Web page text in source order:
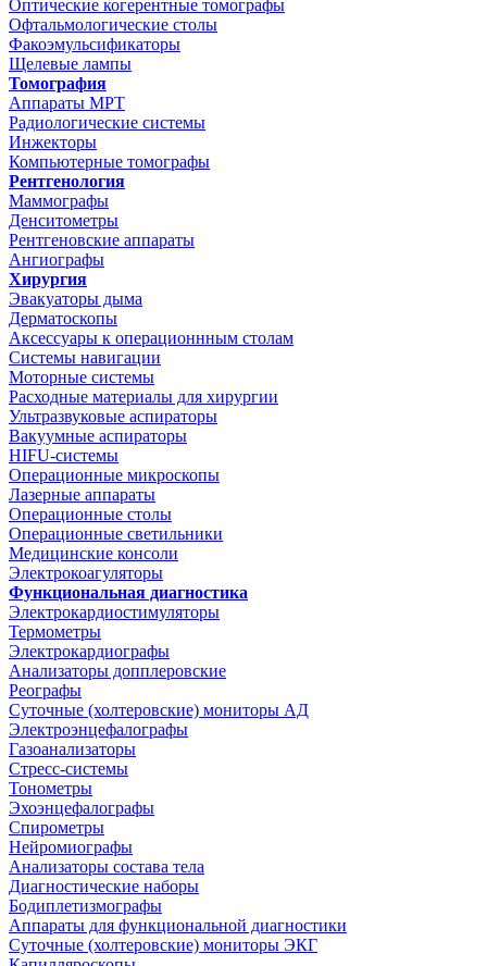
Оптические когерентные томографы
Офтальмологические столы
Факоэмульсификаторы
Щелевые лампы
Томография
Аппараты МРТ
Радиологические системы
Инжекторы
Компьютерные томографы
Рентгенология
Маммографы
Денситометры
Рентгеновские аппараты
Ангиографы
Хирургия
Эвакуаторы дыма
Дерматоскопы
Аксессуары к операционнным столам
Системы навигации
Моторные системы
Расходные материалы для хирургии
Ультразвуковые аспираторы
Вакуумные аспираторы
HIFU-системы
Операционные микроскопы
Лазерные аппараты
Операционные столы
Операционные светильники
Медицинские консоли
Электрокоагуляторы
Функциональная диагностика
Электрокардиостимуляторы
Термометры
Электрокардиографы
Анализаторы допплеровские
Реографы
Суточные (холтеровские) мониторы АД
Электроэнцефалографы
Газоанализаторы
Стресс-системы
Тонометры
Эхоэнцефалографы
Спирометры
Нейромиографы
Анализаторы состава тела
Диагностические наборы
Бодиплетизмографы
Аппараты для функциональной диагностики
Суточные (холтеровские) мониторы ЭКГ